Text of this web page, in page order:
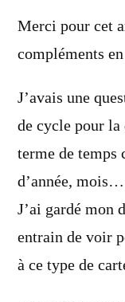
dit :
Merci pour cet
compléments
J’avais une
de cycle pour
terme de temps
d’année, mois…
J’ai gardé mon
entrain de voir
à ce type de